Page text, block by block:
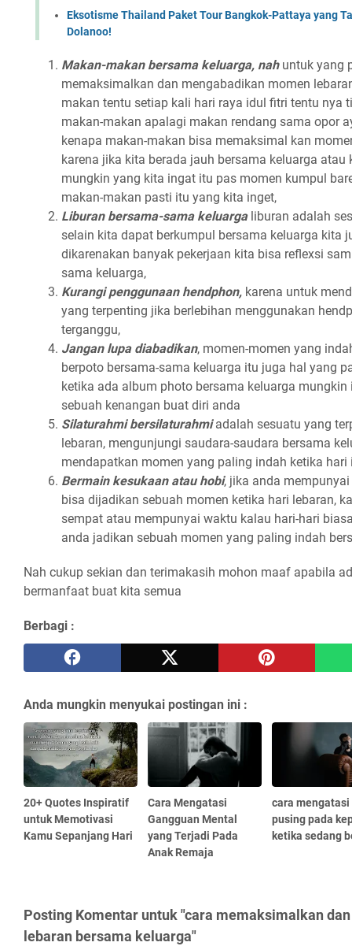
Eksotisme Thailand Paket Tour Bangkok-Pattaya yang
Dolanoo!
Makan-makan bersama keluarga, nahuntuk yang
memaksimalkan dan mengabadikan momen
makan tentu setiap kali hari raya idul fitri tentu nya
makan-makan apalagi makan rendang sama opor
kenapa makan-makan bisa memaksimal kan
karena jika kita berada jauh bersama keluarga atau
mungkin yang kita ingat itu pas momen kumpul
makan-makan pasti itu yang kita inget,
Liburan bersama-sama keluargaliburan adalah
selain kita dapat berkumpul bersama keluarga kita
dikarenakan banyak pekerjaan kita bisa reflexsi
sama keluarga,
Kurangi penggunaan hendphon, karena untuk
yang terpenting jika berlebihan menggunakan
terganggu,
Jangan lupa diabadikan, momen-momen yang
berpoto bersama-sama keluarga itu juga hal yang
ketika ada album photo bersama keluarga
sebuah kenangan buat diri anda
Silaturahmi bersilaturahmiadalah sesuatu yang
lebaran, mengunjungi saudara-saudara bersama
mendapatkan momen yang paling indah ketika hari
Bermain kesukaan atau hobi, jika anda
bisa dijadikan sebuah momen ketika hari lebaran,
sempat atau mempunyai waktu kalau hari-hari
anda jadikan sebuah momen yang paling indah
Nah cukup sekian dan terimakasih mohon maaf apabila
bermanfaat buat kita semua
Berbagi :
Anda mungkin menyukai postingan ini :
20+ Quotes Inspiratif
untuk Memotivasi
Kamu Sepanjang Hari
Cara Mengatasi
Gangguan Mental
yang Terjadi Pada
Anak Remaja
cara mengatasi
pusing pada
ketika sedang
Posting Komentar untuk "cara memaksimalkan
lebaran bersama keluarga"